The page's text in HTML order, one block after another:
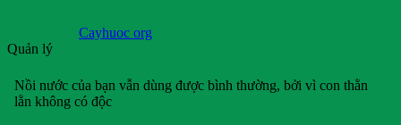
Cayhuoc org
Quản lý
Nồi nước của bạn vẫn dùng được bình thường, bởi vì con thằn
lằn không có độc